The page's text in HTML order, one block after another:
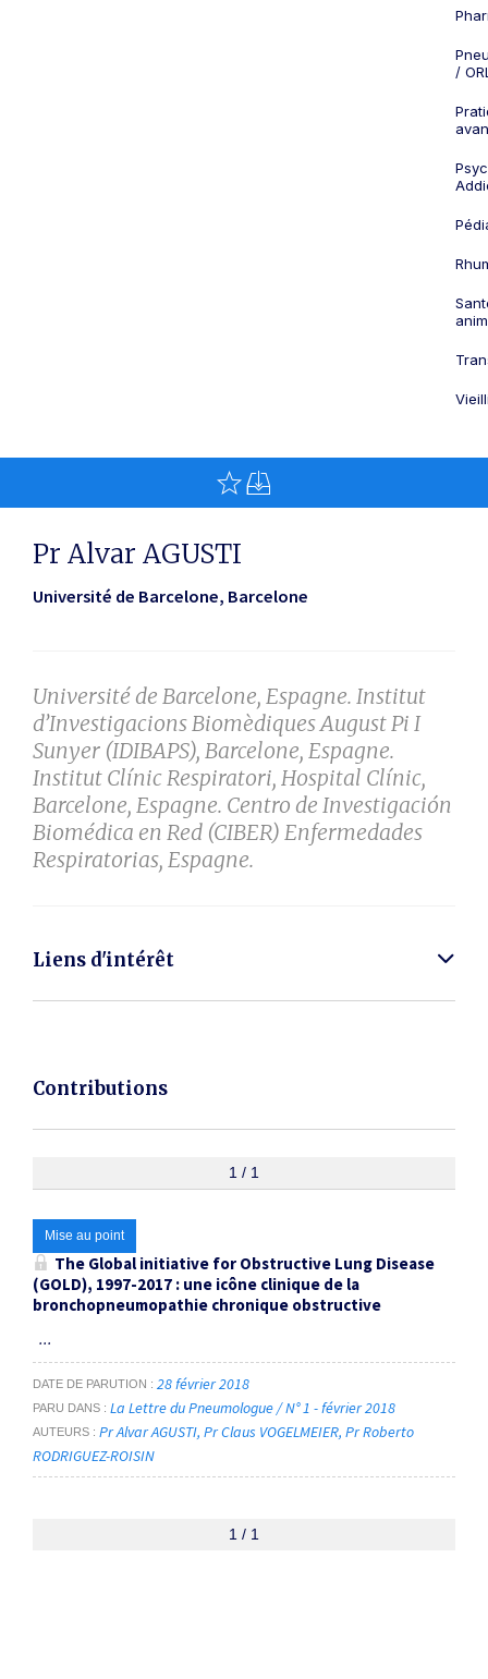
/
Pr Alvar AGUSTI
Université de Barcelone Barcelone
Université de Barcelone, Espagne. Institut
d’Investigacions Biomèdiques August Pi I
Sunyer (IDIBAPS), Barcelone, Espagne.
Institut Clínic Respiratori, Hospital Clínic,
Barcelone, Espagne. Centro de Investigación
Biomédica en Red (CIBER) Enfermedades
Respiratorias, Espagne.
Liens d'intérêt
Contributions
1 / 1
Mise au point
The Global initiative for Obstructive Lung Disease
(GOLD), 1997-2017 : une icône clinique de la
bronchopneumopathie chronique obstructive
...
DATE DE PARUTION 28 février 2018
PARU DANS La Lettre du Pneumologue / N° 1 - février 2018
AUTEURS Pr Alvar AGUSTI Pr Claus VOGELMEIER Pr Roberto
RODRIGUEZ-ROISIN
1 / 1